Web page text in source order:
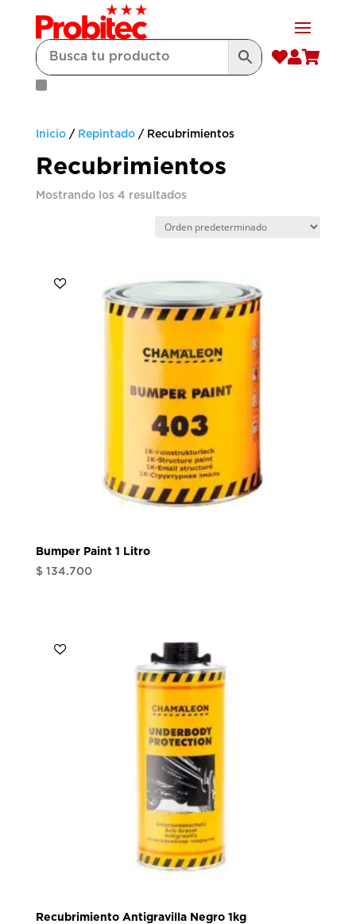

Inicio/ Repintado/ Recubrimientos
Recubrimientos
Mostrando los 4 resultados
Bumper Paint 1 Litro
$ 134.700
Recubrimiento Antigravilla Negro 1kg